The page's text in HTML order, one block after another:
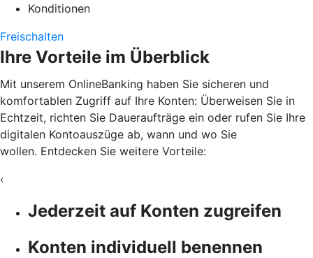
Konditionen
Freischalten
Ihre Vorteile im Überblick
Mit unserem OnlineBanking haben Sie sicheren und
komfortablen Zugriff auf Ihre Konten: Überweisen Sie in
Echtzeit, richten Sie Daueraufträge ein oder rufen Sie Ihre
digitalen Kontoauszüge ab, wann und wo Sie
wollen. Entdecken Sie weitere Vorteile:
‹
Jederzeit auf Konten zugreifen
Konten individuell benennen